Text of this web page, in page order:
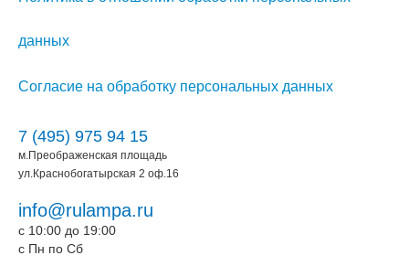
данных
Согласие на обработку персональных данных
7 (495) 975 94 15
м.Преображенская площадь
ул.Краснобогатырская 2 оф.16
info@rulampa.ru
c 10:00 до 19:00
c Пн по Сб